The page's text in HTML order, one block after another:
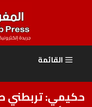
القائمة
حكيمي: تربطني